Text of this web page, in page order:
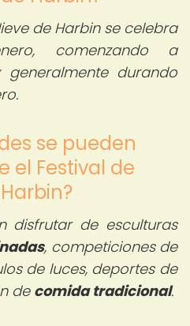
de Harbin se celebra
comenzando a
durando
se pueden
el Festival de
disfrutar de esculturas
, competiciones de
de luces, deportes de
de comida tradicional.